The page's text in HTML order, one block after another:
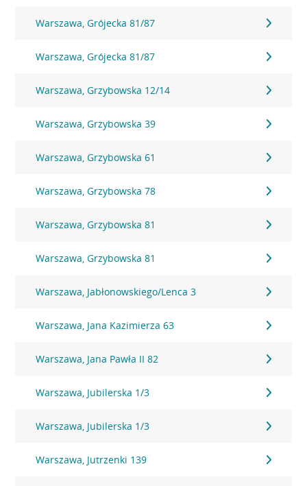
Warszawa, Grójecka 81/87
Warszawa, Grójecka 81/87
Warszawa, Grzybowska 12/14
Warszawa, Grzybowska 39
Warszawa, Grzybowska 61
Warszawa, Grzybowska 78
Warszawa, Grzybowska 81
Warszawa, Grzybowska 81
Warszawa, Jabłonowskiego/Lenca 3
Warszawa, Jana Kazimierza 63
Warszawa, Jana Pawła II 82
Warszawa, Jubilerska 1/3
Warszawa, Jubilerska 1/3
Warszawa, Jutrzenki 139